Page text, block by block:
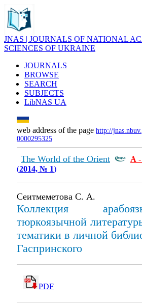
JNAS | JOURNALS OF NATIONAL
SCIENCES OF UKRAINE
JOURNALS
BROWSE
SEARCH
SUBJECTS
LibNAS UA
web address of the page http://
0000295325
The World of the Orient А
(2014, № 1)
Сеитмеметова С. А.
Коллекция
тюркоязычной
тематики в личной
Гаспринского
PDF